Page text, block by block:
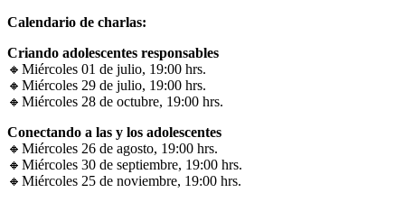
Calendario de charlas:
Criando adolescentes responsables
🔸 Miércoles 01 de julio, 19:00 hrs.
🔸 Miércoles 29 de julio, 19:00 hrs.
🔸 Miércoles 28 de octubre, 19:00 hrs.
Conectando a las y los adolescentes
🔸 Miércoles 26 de agosto, 19:00 hrs.
🔸 Miércoles 30 de septiembre, 19:00 hrs.
🔸 Miércoles 25 de noviembre, 19:00 hrs.